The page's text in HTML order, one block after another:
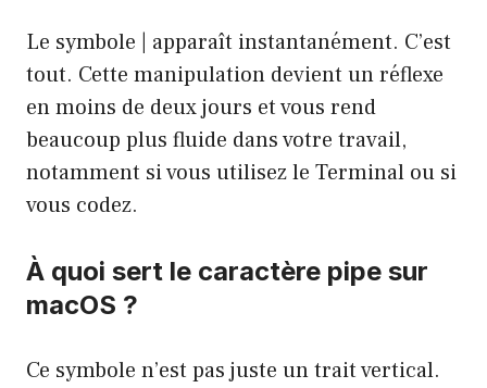
Le symbole | apparaît instantanément. C’est
tout. Cette manipulation devient un réflexe
en moins de deux jours et vous rend
beaucoup plus fluide dans votre travail,
notamment si vous utilisez le Terminal ou si
vous codez.
À quoi sert le caractère pipe sur
macOS ?
Ce symbole n’est pas juste un trait vertical.